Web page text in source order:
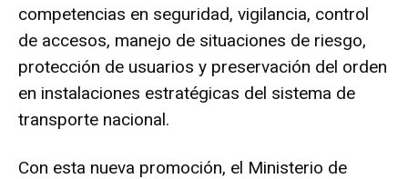
competencias en seguridad, vigilancia, control
de accesos, manejo de situaciones de riesgo,
protección de usuarios y preservación del orden
en instalaciones estratégicas del sistema de
transporte nacional.
Con esta nueva promoción, el Ministerio de